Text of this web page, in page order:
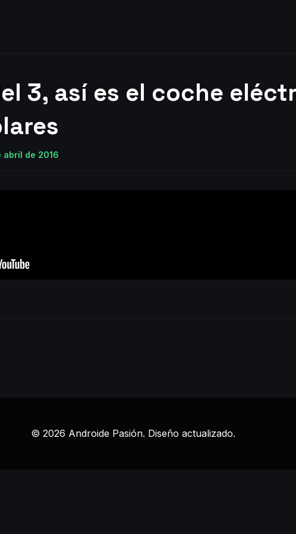
3, así es el coche
abril de 2016
© 2026 Androide Pasión. Diseño actualizado.